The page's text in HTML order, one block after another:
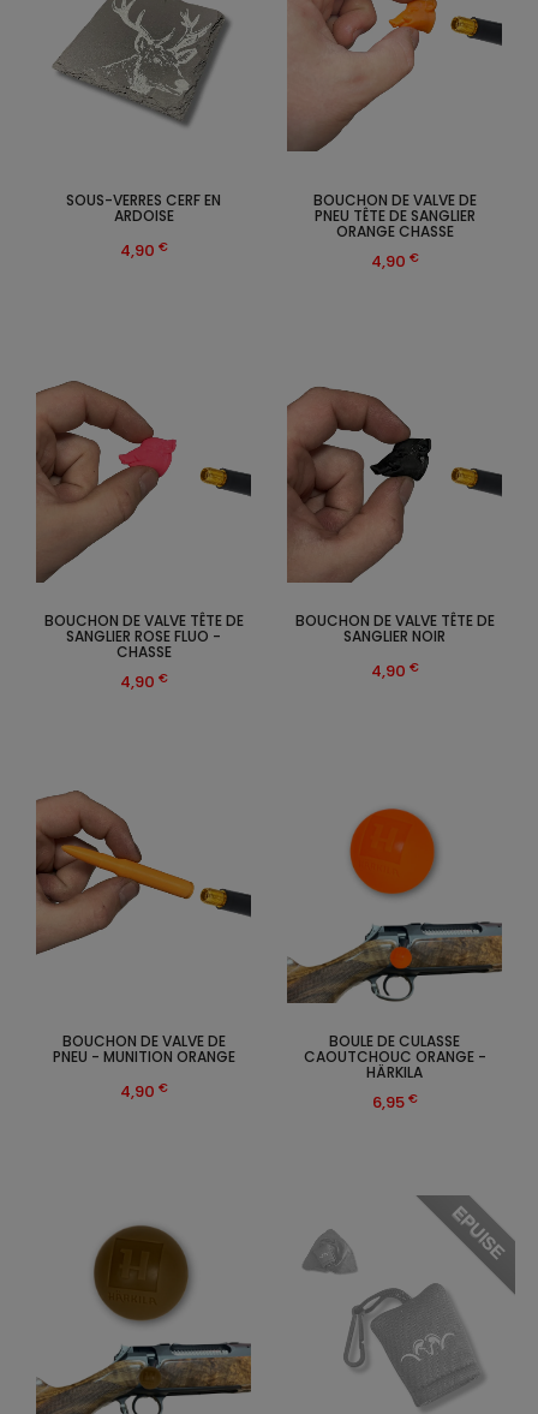
SOUS-VERRES CERF EN
ARDOISE
4,90 €
EPUISE
BOUCHON DE VALVE DE
PNEU TÊTE DE SANGLIER
ORANGE CHASSE
4,90 €
BOULE DE CULASSE
CAOUTCHOUC ORANGE -
HÄRKILA
6,95 €
BOUCHON DE VALVE TÊTE DE
SANGLIER ROSE FLUO -
CHASSE
4,90 €
BOUCHON DE VALVE TÊTE DE
SANGLIER NOIR
4,90 €
BOUCHON DE VALVE DE
PNEU - MUNITION ORANGE
4,90 €